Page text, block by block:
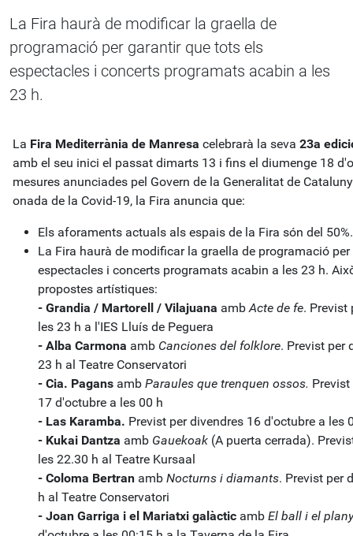
La Fira haurà de modificar la graella de
programació per garantir que tots els
espectacles i concerts programats acabin a les
23 h.
La Fira Mediterrània de Manresa celebrarà la seva 23a
amb el seu inici el passat dimarts 13 i fins el diumenge 18
mesures anunciades pel Govern de la Generalitat de
onada de la Covid-19, la Fira anuncia que:
Els aforaments actuals als espais de la Fira són del 50%.
La Fira haurà de modificar la graella de programació
espectacles i concerts programats acabin a les 23 h.
propostes artístiques:
- Grandia / Martorell / Vilajuana ambActe de fe. Previst
les 23 h a l'IES Lluís de Peguera
- Alba Carmona amb Canciones del folklore. Previst per
23 h al Teatre Conservatori
- Cia. Pagans amb Paraules que trenquen ossos.
17 d'octubre a les 00 h
- Las Karamba. Previst per divendres 16 d'octubre a les
- Kukai Dantza amb Gauekoak (A puerta cerrada).
les 22.30 h al Teatre Kursaal
- Coloma Bertran amb Nocturns i diamants. Previst per
h al Teatre Conservatori
- Joan Garriga i el Mariatxi galàctic amb El ball i el plany